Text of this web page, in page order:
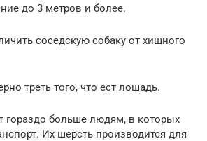
до 3 метров и более.
соседскую собаку от хищного
треть того, что ест лошадь.
гораздо больше людям, в которых
Их шерсть производится для